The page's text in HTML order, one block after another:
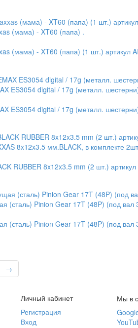
(мама) - XT60 (папа) .
(мама) - XT60 (папа) (1 шт.) артикул
ES3054 digital / 17g (металл.
ES3054 digital / 17g (металл.
8x12x3.5 мм.BLACK, в комплекте
RUBBER 8x12x3.5 mm (2 шт.)
(сталь) Pinion Gear 17T (48P) (под
(сталь) Pinion Gear 17T (48P) (под вал
→
Личный кабинет
Регистрация
Вход
Мы в